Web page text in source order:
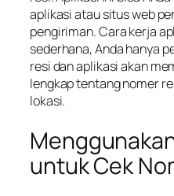
aplikasi atau situs web
pengiriman. Cara kerja
sederhana, Anda hanya
resi dan aplikasi akan
lengkap tentang nomer
lokasi.
untuk Cek